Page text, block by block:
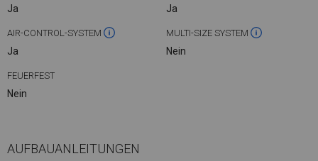
Ja Ja
AIR-CONTROL-SYSTEM
Ja
MULTI-SIZE SYSTEM
Nein
FEUERFEST
Nein
AUFBAUANLEITUNGEN